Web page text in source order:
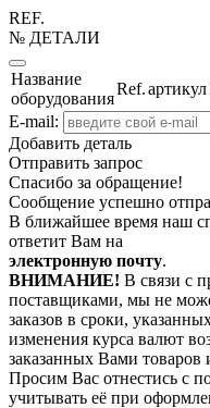
REF.
№ ДЕТАЛИ
Название
оборудования
Ref.артикул
E-mail:
Добавить деталь
Отправить запрос
Спасибо за обращение!
Сообщение успешно
В ближайшее время наш
ответит Вам на
электронную почту.
ВНИМАНИЕ! В связи с
поставщиками, мы не
заказов в сроки,
изменения курса валют
заказанных Вами товаров
Просим Вас отнестись с
учитывать её при